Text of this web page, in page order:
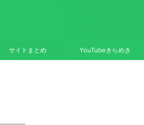
サイトまとめ YouTubeきらめき